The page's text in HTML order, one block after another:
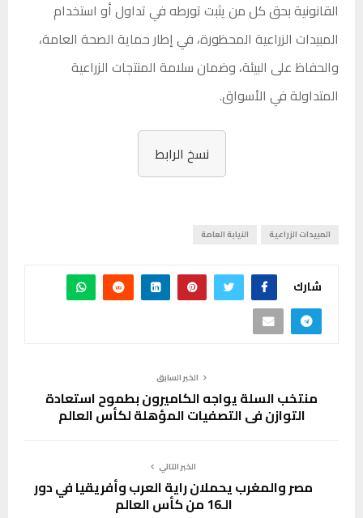
القانونية بحق كل من يثبت تورطه في تداول أو استخدام
المبيدات الزراعية المحظورة، في إطار حماية الصحة العامة،
والحفاظ على البيئة، وضمان سلامة المنتجات الزراعية
المتداولة في الأسواق.
نسخ الرابط
المبيدات الزراعية النيابة العامة
شارك
الخبر السابق
منتخب السلة يواجه الكاميرون بطموح استعادة
التوازن في التصفيات المؤهلة لكأس العالم
الخبر التالي
مصر والمغرب يحملان راية العرب وأفريقيا في دور
الـ16 من كأس العالم